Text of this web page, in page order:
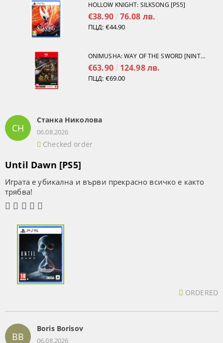
HOLLOW KNIGHT: SILKSONG [PS5]
€38.90 76.08 лв.
ПЦД: €44.90
ONIMUSHA: WAY OF THE SWORD [NINTENDO SWITCH 2]
€63.90 124.98 лв.
ПЦД: €69.00
СН
Станка Николова
06.08.2026
Checked order
Until Dawn [PS5]
Играта е убикална и върви прекрасно всичко е както
трябва!
ORDERED
BB
Boris Borisov
06.08.2026